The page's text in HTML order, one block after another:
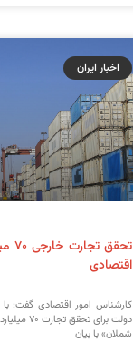
اخبار ایران
اقتصادی
کارشناس امور اقتصادی گفت:
دولت
شملان» با بیان